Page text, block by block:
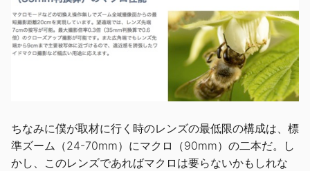
ちなみに僕が取材に行く時のレンズの最低限の構成は、標
準ズーム（24-70mm）にマクロ（90mm）の二本だ。し
かし、このレンズであればマクロは要らないかもしれな